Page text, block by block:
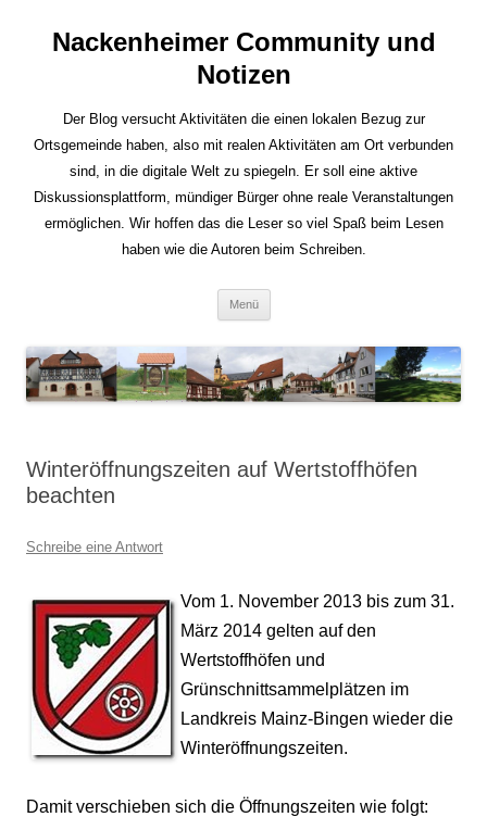
Nackenheimer Community und
Notizen
Der Blog versucht Aktivitäten die einen lokalen Bezug zur
Ortsgemeinde haben, also mit realen Aktivitäten am Ort verbunden
sind, in die digitale Welt zu spiegeln. Er soll eine aktive
Diskussionsplattform, mündiger Bürger ohne reale Veranstaltungen
ermöglichen. Wir hoffen das die Leser so viel Spaß beim Lesen
haben wie die Autoren beim Schreiben.
Menü
Winteröffnungszeiten auf Wertstoffhöfen
beachten
Schreibe eine Antwort
Vom 1. November 2013 bis zum 31.
März 2014 gelten auf den
Wertstoffhöfen und
Grünschnittsammelplätzen im
Landkreis Mainz-Bingen wieder die
Winteröffnungszeiten.
Damit verschieben sich die Öffnungszeiten wie folgt: